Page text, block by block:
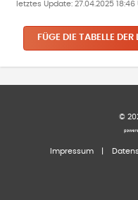
letztes Update: 27.04.2025 18:46
FÜGE DIE TABELLE
©
Impressum